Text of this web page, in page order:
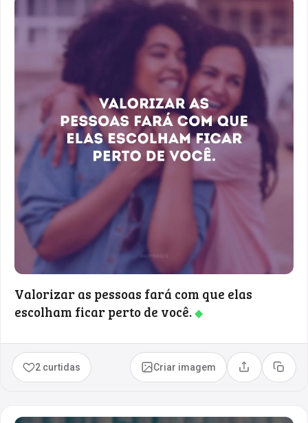
Valorizar as pessoas fará com que elas
escolham ficar perto de você.◆
2 curtidas Criar imagem Compartilhar
Copiar